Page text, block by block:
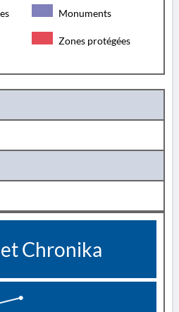
Monuments
Zones protégées
Chronika